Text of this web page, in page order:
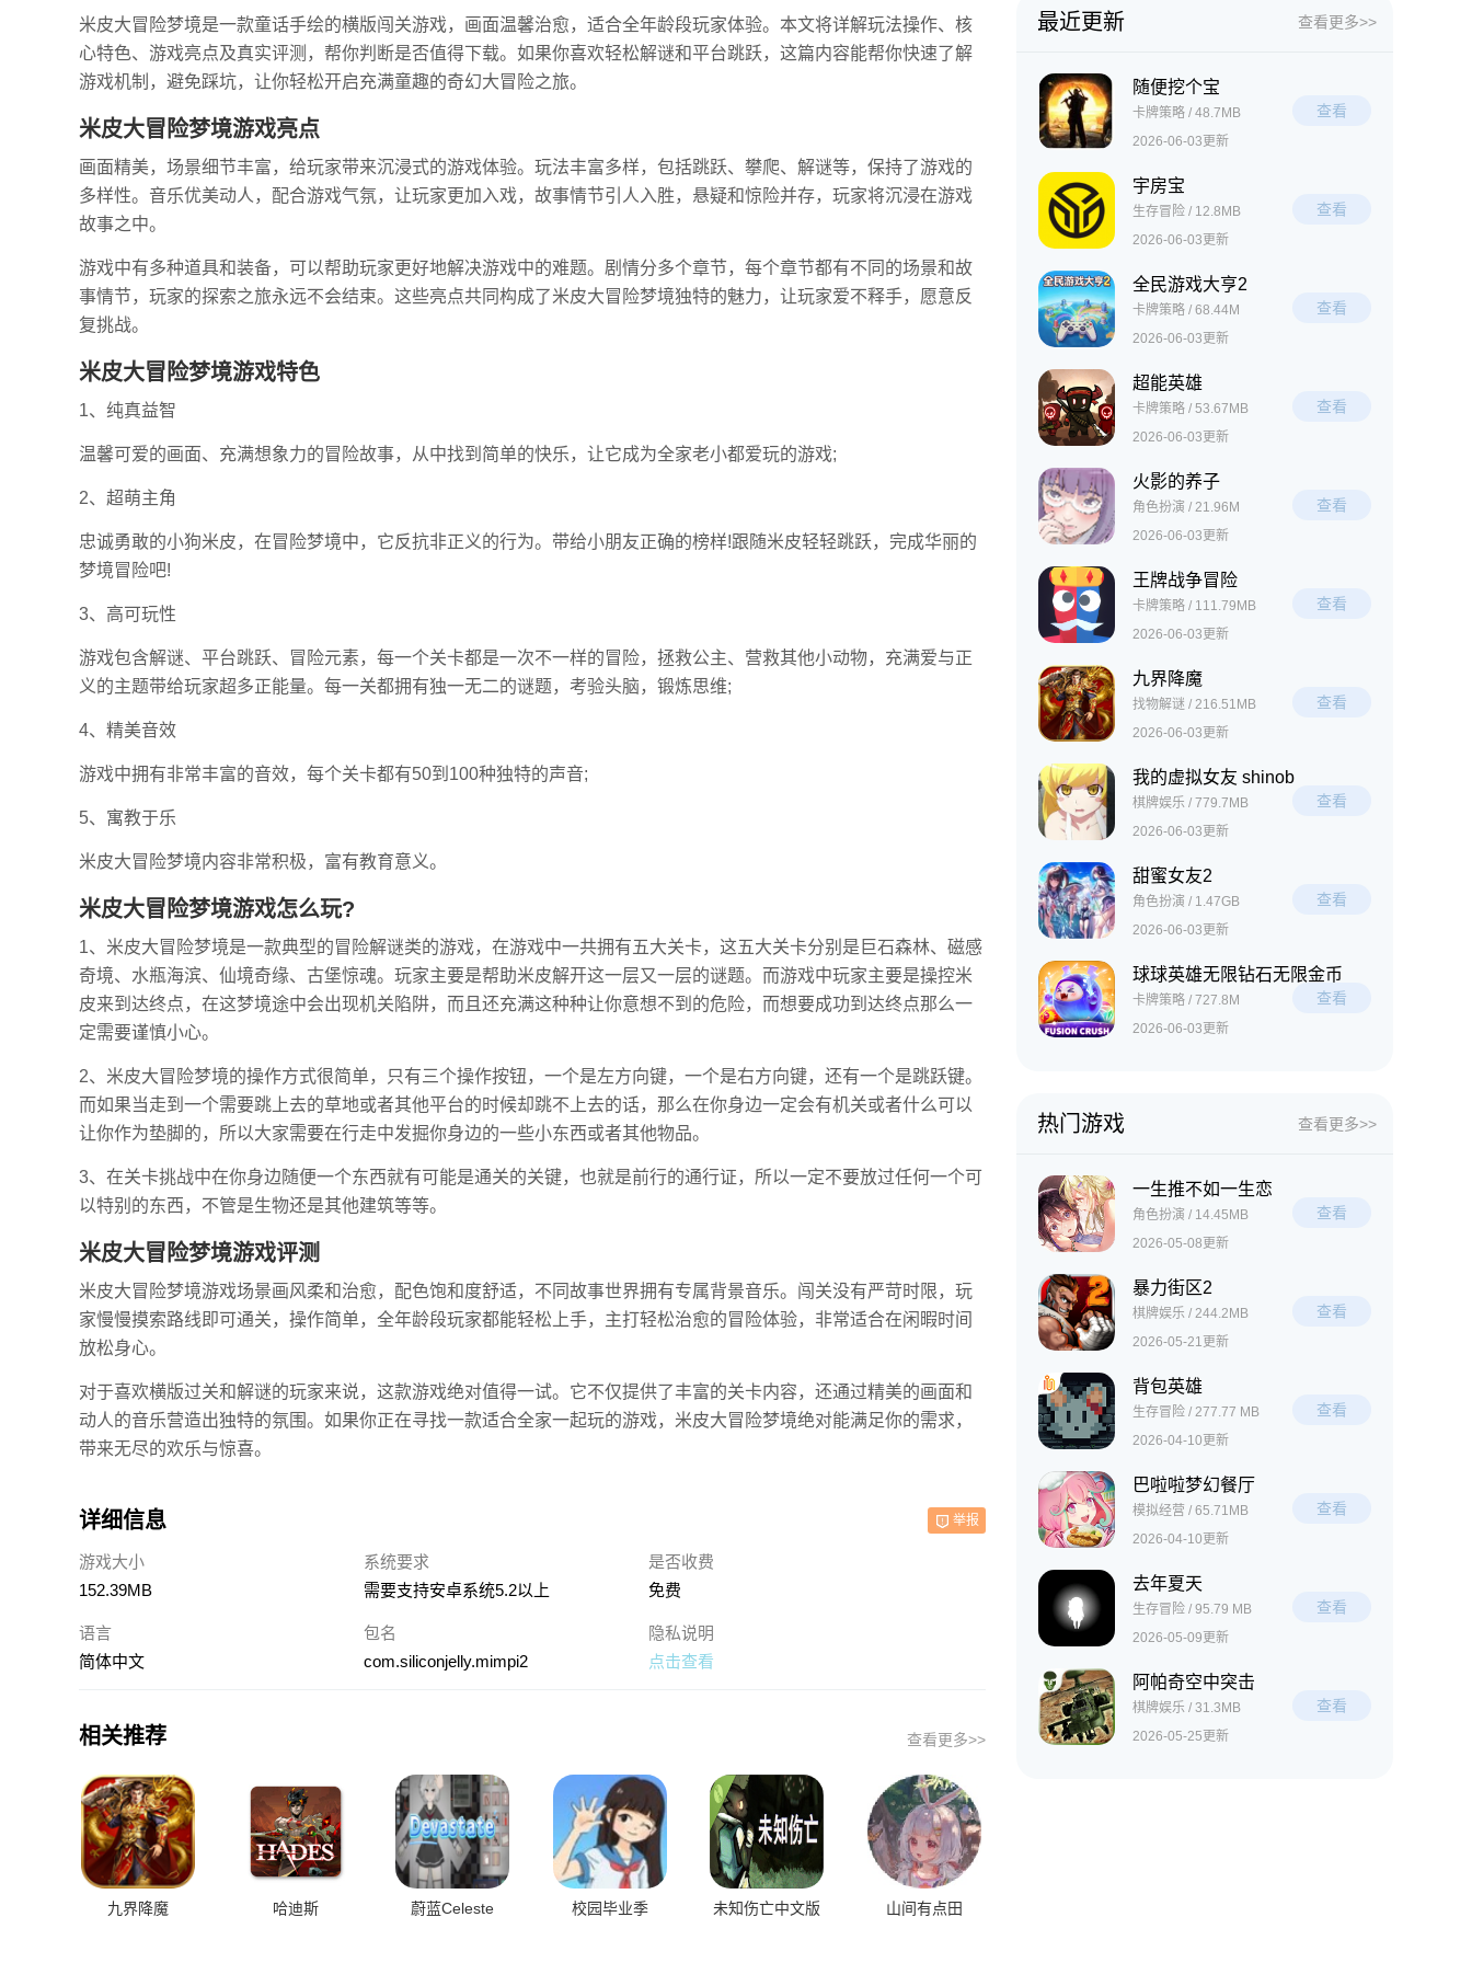
米皮大冒险梦境是一款童话手绘的横版闯关游戏，画面温馨治愈，适合全年龄段玩家体验。本文将详解玩法操作、核
心特色、游戏亮点及真实评测，帮你判断是否值得下载。如果你喜欢轻松解谜和平台跳跃，这篇内容能帮你快速了解
游戏机制，避免踩坑，让你轻松开启充满童趣的奇幻大冒险之旅。
米皮大冒险梦境游戏亮点
画面精美，场景细节丰富，给玩家带来沉浸式的游戏体验。玩法丰富多样，包括跳跃、攀爬、解谜等，保持了游戏的
多样性。音乐优美动人，配合游戏气氛，让玩家更加入戏，故事情节引人入胜，悬疑和惊险并存，玩家将沉浸在游戏
故事之中。
游戏中有多种道具和装备，可以帮助玩家更好地解决游戏中的难题。剧情分多个章节，每个章节都有不同的场景和故
事情节，玩家的探索之旅永远不会结束。这些亮点共同构成了米皮大冒险梦境独特的魅力，让玩家爱不释手，愿意反
复挑战。
米皮大冒险梦境游戏特色
1、纯真益智
温馨可爱的画面、充满想象力的冒险故事，从中找到简单的快乐，让它成为全家老小都爱玩的游戏;
2、超萌主角
忠诚勇敢的小狗米皮，在冒险梦境中，它反抗非正义的行为。带给小朋友正确的榜样!跟随米皮轻轻跳跃，完成华丽的
梦境冒险吧!
3、高可玩性
游戏包含解谜、平台跳跃、冒险元素，每一个关卡都是一次不一样的冒险，拯救公主、营救其他小动物，充满爱与正
义的主题带给玩家超多正能量。每一关都拥有独一无二的谜题，考验头脑，锻炼思维;
4、精美音效
游戏中拥有非常丰富的音效，每个关卡都有50到100种独特的声音;
5、寓教于乐
米皮大冒险梦境内容非常积极，富有教育意义。
米皮大冒险梦境游戏怎么玩?
1、米皮大冒险梦境是一款典型的冒险解谜类的游戏，在游戏中一共拥有五大关卡，这五大关卡分别是巨石森林、磁感
奇境、水瓶海滨、仙境奇缘、古堡惊魂。玩家主要是帮助米皮解开这一层又一层的谜题。而游戏中玩家主要是操控米
皮来到达终点，在这梦境途中会出现机关陷阱，而且还充满这种种让你意想不到的危险，而想要成功到达终点那么一
定需要谨慎小心。
2、米皮大冒险梦境的操作方式很简单，只有三个操作按钮，一个是左方向键，一个是右方向键，还有一个是跳跃键。
而如果当走到一个需要跳上去的草地或者其他平台的时候却跳不上去的话，那么在你身边一定会有机关或者什么可以
让你作为垫脚的，所以大家需要在行走中发掘你身边的一些小东西或者其他物品。
3、在关卡挑战中在你身边随便一个东西就有可能是通关的关键，也就是前行的通行证，所以一定不要放过任何一个可
以特别的东西，不管是生物还是其他建筑等等。
米皮大冒险梦境游戏评测
米皮大冒险梦境游戏场景画风柔和治愈，配色饱和度舒适，不同故事世界拥有专属背景音乐。闯关没有严苛时限，玩
家慢慢摸索路线即可通关，操作简单，全年龄段玩家都能轻松上手，主打轻松治愈的冒险体验，非常适合在闲暇时间
放松身心。
对于喜欢横版过关和解谜的玩家来说，这款游戏绝对值得一试。它不仅提供了丰富的关卡内容，还通过精美的画面和
动人的音乐营造出独特的氛围。如果你正在寻找一款适合全家一起玩的游戏，米皮大冒险梦境绝对能满足你的需求，
带来无尽的欢乐与惊喜。
详细信息 举报
游戏大小
152.39MB
系统要求
需要支持安卓系统5.2以上
是否收费
免费
语言
简体中文
包名
com.siliconjelly.mimpi2
隐私说明
点击查看
相关推荐 查看更多>>
九界降魔 哈迪斯 蔚蓝Celeste 校园毕业季 未知伤亡中文版 山间有点田
最近更新 查看更多>>
随便挖个宝
卡牌策略 / 48.7MB
2026-06-03更新
查看
宇房宝
生存冒险 / 12.8MB
2026-06-03更新
查看
全民游戏大亨2
卡牌策略 / 68.44M
2026-06-03更新
查看
超能英雄
卡牌策略 / 53.67MB
2026-06-03更新
查看
火影的养子
角色扮演 / 21.96M
2026-06-03更新
查看
王牌战争冒险
卡牌策略 / 111.79MB
2026-06-03更新
查看
九界降魔
找物解谜 / 216.51MB
2026-06-03更新
查看
我的虚拟女友 shinob
棋牌娱乐 / 779.7MB
2026-06-03更新
查看
甜蜜女友2
角色扮演 / 1.47GB
2026-06-03更新
查看
球球英雄无限钻石无限金币
卡牌策略 / 727.8M
2026-06-03更新
查看
热门游戏 查看更多>>
一生推不如一生恋
角色扮演 / 14.45MB
2026-05-08更新
查看
暴力街区2
棋牌娱乐 / 244.2MB
2026-05-21更新
查看
背包英雄
生存冒险 / 277.77 MB
2026-04-10更新
查看
巴啦啦梦幻餐厅
模拟经营 / 65.71MB
2026-04-10更新
查看
去年夏天
生存冒险 / 95.79 MB
2026-05-09更新
查看
阿帕奇空中突击
棋牌娱乐 / 31.3MB
2026-05-25更新
查看